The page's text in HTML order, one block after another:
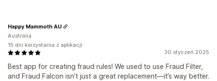
30 styczeń 2025
Best app for creating fraud rules! We used to use Fraud Filter,
and Fraud Falcon isn’t just a great replacement—it’s way better.
Happy Mammoth AU
Australia
15 dni korzystania z aplikacji